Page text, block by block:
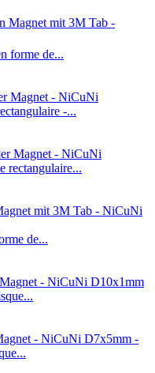
forme de...
-...
rectangulaire...
de...
D10x1mm
D7x5mm -